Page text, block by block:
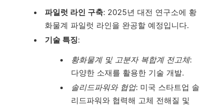
파일럿 라인 구축: 2025년 대전 연구소에 황
화물계 파일럿 라인을 완공할 예정입니다.
기술 특징:
황화물계 및 고분자 복합계 전고체:
다양한 소재를 활용한 기술 개발.
솔리드파워와 협업: 미국 스타트업 솔
리드파워와 협력해 고체 전해질 및